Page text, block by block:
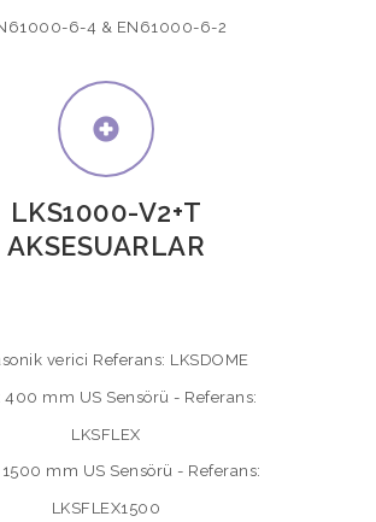
6-4 & EN61000-6-2
LKS1000-V2+T
AKSESUARLAR
verici Referans: LKSDOME
400 mm US Sensörü - Referans:
LKSFLEX
1500 mm US Sensörü - Referans:
LKSFLEX1500